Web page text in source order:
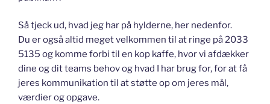
Så tjeck ud, hvad jeg har på hylderne, her nedenfor.
Du er også altid meget velkommen til at ringe på 2033
5135 og komme forbi til en kop kaffe, hvor vi afdækker
dine og dit teams behov og hvad I har brug for, for at få
jeres kommunikation til at støtte op om jeres mål,
værdier og opgave.